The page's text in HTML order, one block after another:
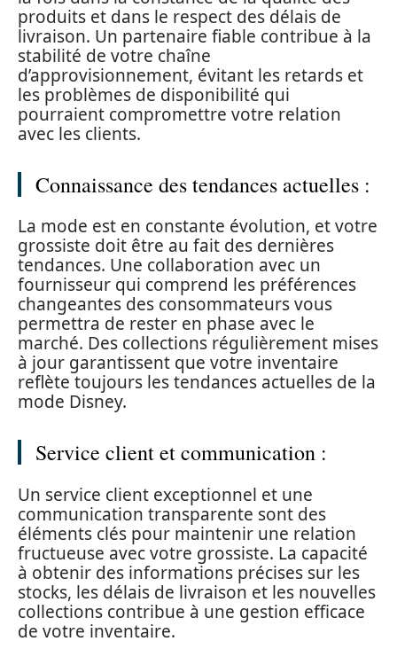
produits et dans le respect des délais de
livraison. Un partenaire fiable contribue à la
stabilité de votre chaîne
d’approvisionnement, évitant les retards et
les problèmes de disponibilité qui
pourraient compromettre votre relation
avec les clients.
Connaissance des tendances actuelles :
La mode est en constante évolution, et votre
grossiste doit être au fait des dernières
tendances. Une collaboration avec un
fournisseur qui comprend les préférences
changeantes des consommateurs vous
permettra de rester en phase avec le
marché. Des collections régulièrement mises
à jour garantissent que votre inventaire
reflète toujours les tendances actuelles de la
mode Disney.
Service client et communication :
Un service client exceptionnel et une
communication transparente sont des
éléments clés pour maintenir une relation
fructueuse avec votre grossiste. La capacité
à obtenir des informations précises sur les
stocks, les délais de livraison et les nouvelles
collections contribue à une gestion efficace
de votre inventaire.